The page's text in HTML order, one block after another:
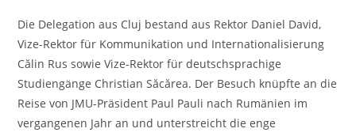
Die Delegation aus Cluj bestand aus Rektor Daniel David,
Vize-Rektor für Kommunikation und Internationalisierung
Călin Rus sowie Vize-Rektor für deutschsprachige
Studiengänge Christian Săcărea. Der Besuch knüpfte an die
Reise von JMU-Präsident Paul Pauli nach Rumänien im
vergangenen Jahr an und unterstreicht die enge